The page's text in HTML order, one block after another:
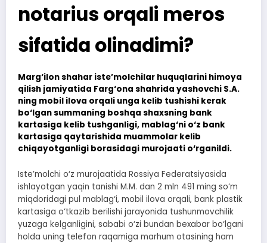
notarius orqali meros
sifatida olinadimi?
Marg‘ilon shahar iste’molchilar huquqlarini himoya
qilish jamiyatida Farg‘ona shahrida yashovchi S.A.
ning mobil ilova orqali unga kelib tushishi kerak
bo‘lgan summaning boshqa shaxsning bank
kartasiga kelib tushganligi, mablag‘ni o‘z bank
kartasiga qaytarishida muammolar kelib
chiqayotganligi borasidagi murojaati o‘rganildi.
Iste’molchi o‘z murojaatida Rossiya Federatsiyasida
ishlayotgan yaqin tanishi M.M. dan 2 mln 491 ming so‘m
miqdoridagi pul mablag‘i, mobil ilova orqali, bank plastik
kartasiga o‘tkazib berilishi jarayonida tushunmovchilik
yuzaga kelganligini, sababi o‘zi bundan bexabar bo‘lgani
holda uning telefon raqamiga marhum otasining ham